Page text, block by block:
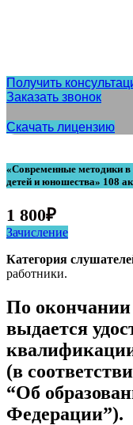
Получить
Заказать звонок
Скачать лицензию
«Современные методики
детей и юношества» 108
1 800₽
Зачисление
Категория
работники.
По
выдается
(в
“Об
Федерации”).